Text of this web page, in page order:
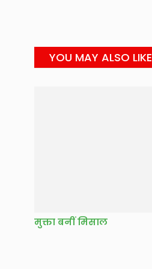
YOU MAY ALSO LIKE
मुक्ता बनीं मिसाल